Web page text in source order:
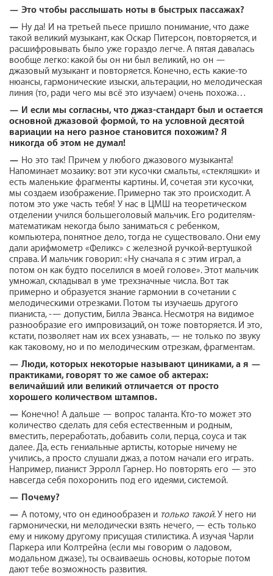
— Это чтобы расслышать ноты в быстрых пассажах?
— Ну да! И на третьей пьесе пришло понимание, что даже
такой великий музыкант, как Оскар Питерсон, повторяется, и
расшифровывать было уже гораздо легче. А пятая давалась
вообще легко: какой бы он ни был великий, но он —
джазовый музыкант и повторяется. Конечно, есть какие-то
нюансы, гармонические изыски, альтерации, но мелодическая
линия (то, ради чего мы всё это изучаем) очень похожа…
— И если мы согласны, что джаз-стандарт был и остается
основной джазовой формой, то на условной десятой
вариации на него разное становится похожим? Я
никогда об этом не думал!
— Но это так! Причем у любого джазового музыканта!
Напоминает мозаику: вот эти кусочки смальты, «стекляшки» и
есть маленькие фрагменты картины. И, сочетая эти кусочки,
мы создаем изображение. Примерно так это происходит. А
потом это уже часть тебя! У нас в ЦМШ на теоретическом
отделении учился большеголовый мальчик. Его родителям-
математикам некогда было заниматься с ребенком,
компьютера, понятное дело, тогда не существовало. Они ему
дали арифмометр «Феликс» с железной ручкой-вертушкой
справа. И мальчик говорил: «Ну сначала я с этим играл, а
потом он как будто поселился в моей голове». Этот мальчик
умножал, складывал в уме трехзначные числа. Вот так
примерно и образуется знание гармонии в сочетании с
мелодическими отрезками. Потом ты изучаешь другого
пианиста, -— допустим, Билла Эванса. Несмотря на видимое
разнообразие его импровизаций, он тоже повторяется. И это,
кстати, позволяет нам их всех узнавать, — не только по звуку
как таковому, но и по мелодическим отрезкам, фрагментам.
— Люди, которых некоторые называют циниками, а я —
практиками, говорят то же самое об актерах:
величайший или великий отличается от просто
хорошего количеством штампов.
— Конечно! А дальше — вопрос таланта. Кто-то может это
количество сделать для себя естественным и родным,
вместить, переработать, добавить соли, перца, соуса и так
далее. Да, есть гениальные артисты, которые ничему не
учились, а просто слушали джаз, а потом начали его играть.
Например, пианист Эрролл Гарнер. Но повторять его — это
навсегда себя похоронить под его идеями, системой.
— Почему?
— А потому, что он единообразен и только такой. У него ни
гармонически, ни мелодически взять нечего, — есть только
ему и никому другому присущая стилистика. А изучая Чарли
Паркера или Колтрейна (если мы говорим о ладовом,
модальном джазе), ты осваиваешь основы, которые потом
дают тебе возможность развития.